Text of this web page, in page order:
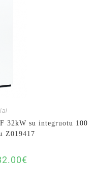
32kW su integruotu 100
Z019417
€